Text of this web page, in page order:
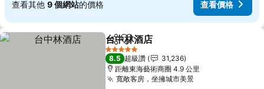
查看其他 9 個網站的價格 查看價格
分享 加入我的最愛
台中林酒店
5 星級
8.5 超級讚
31,236
距離東海藝術商圈 4.9 公里
寬敞客房，坐擁城市美景查看價格